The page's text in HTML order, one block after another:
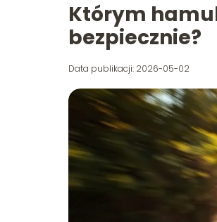
Którym
bezpiecznie?
Data publikacji: 2026-05-02